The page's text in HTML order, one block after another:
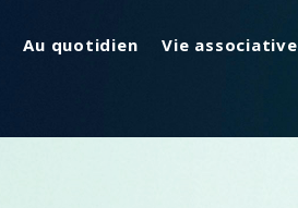
Au quotidien Vie associative